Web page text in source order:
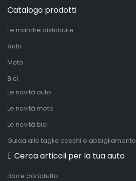
Catalogo prodotti
Le marche distribuite
Auto
Moto
Bici
Le novità auto
Le novità moto
Le novità bici
Guida alle taglie caschi e abbigliamento
Cerca articoli per la tua auto
Barre portatutto